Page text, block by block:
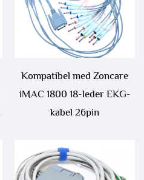
Kompatibel med Zoncare
iMAC 1800 18-leder EKG-
kabel 26pin